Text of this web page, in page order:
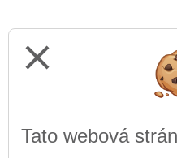
close
Tato webová